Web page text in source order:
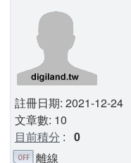
註冊日期: 2021-12-24
文章數: 10
目前積分 : 0
離線